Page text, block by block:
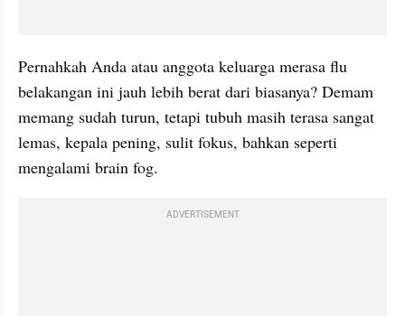
Pernahkah Anda atau anggota keluarga merasa flu
belakangan ini jauh lebih berat dari biasanya? Demam
memang sudah turun, tetapi tubuh masih terasa sangat
lemas, kepala pening, sulit fokus, bahkan seperti
mengalami brain fog.
ADVERTISEMENT